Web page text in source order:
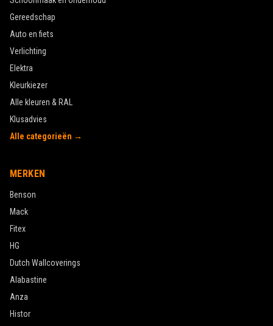
Gereedschap
Auto en fiets
Verlichting
Elektra
Kleurkiezer
Alle kleuren & RAL
Klusadvies
Alle categorieën →
MERKEN
Benson
Mack
Fitex
HG
Dutch Wallcoverings
Alabastine
Anza
Histor